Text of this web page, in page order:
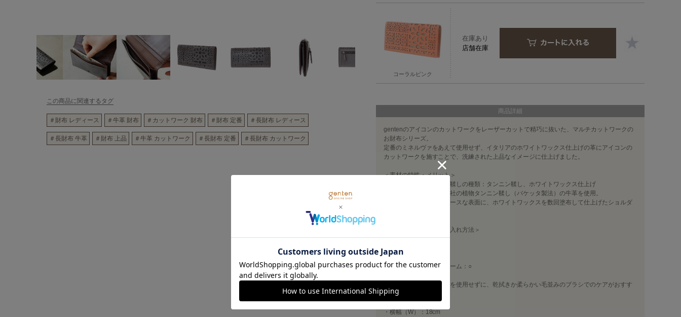
この商品に関連するタグ
＃財布 レディース ＃牛革 財布 ＃カットワーク 財布 ＃財布 定番 ＃長財布 レディース
＃長財布 牛革 ＃財布 上品 ＃牛革 カットワーク ＃長財布 定番 ＃長財布 カットワーク
コーラルピンク
在庫あり
店舗在庫
商品詳細
gentenのアイコンのカットワークをレーザーカットで精巧に抜いた、マルチカットワークの
お財布シリーズ。
定番のミネルヴァをあえて使用せず、イタリアのホワイトワックス仕上げの革にアイコンの
カットワークを施すことで、洗練された上品なイメージに仕上げました。
＜素材の特性・メリット＞
鞣し加工：イタリア 鞣しの種類：タンニン鞣し、ホワイトワックス仕上げ
イタリアのテンペスティ社の植物タンニン鞣し（バケッタ製法）の牛革を使用。
銀面をバフがけしたスムースな表面に、ホワイトワックスを数回塗布して仕上げたショルダ
＜取り扱いの注意・お手入れ方法＞
牛革：
デリケートクリーム：〇
コンディショニングクリーム：○
※使いはじめはケア用品を使用せずに、乾拭きか柔らかい毛並みのブラシでのケアがおすす
めです。
・横幅（W）：18cm